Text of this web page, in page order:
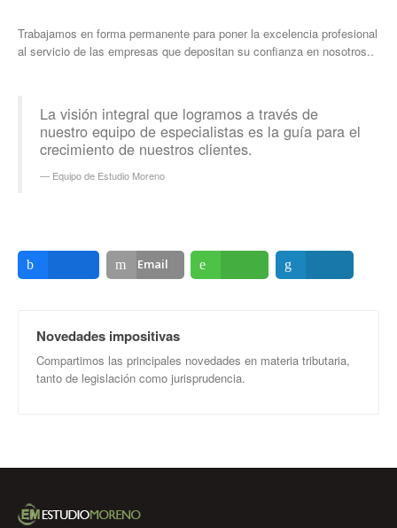
Trabajamos en forma permanente para poner la excelencia profesional
al servicio de las empresas que depositan su confianza en nosotros..
La visión integral que logramos a través de
nuestro equipo de especialistas es la guía para el
crecimiento de nuestros clientes.
Equipo de Estudio Moreno
Email
Novedades impositivas
Compartimos las principales novedades en materia tributaria,
tanto de legislación como jurisprudencia.